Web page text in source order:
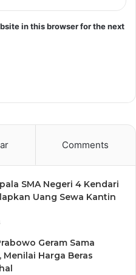
in this browser for the next
Comments
SMA Negeri 4 Kendari
Uang Sewa Kantin
Geram Sama
Menilai Harga Beras